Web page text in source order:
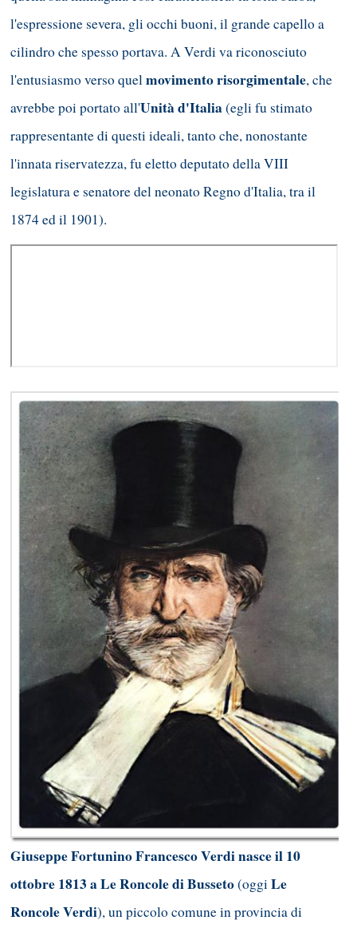
l'espressione severa, gli occhi buoni, il grande capello a
cilindro che spesso portava. A Verdi va riconosciuto
l'entusiasmo verso quelmovimento risorgimentale, che
avrebbe poi portato all'Unità d'Italia(egli fu stimato
rappresentante di questi ideali, tanto che, nonostante
l'innata riservatezza, fu eletto deputato della VIII
legislatura e senatore del neonato Regno d'Italia, tra il
1874 ed il 1901).
Giuseppe Fortunino Francesco Verdi nasce il 10
ottobre 1813 a Le Roncole di Busseto(oggiLe
Roncole Verdi), un piccolo comune in provincia di